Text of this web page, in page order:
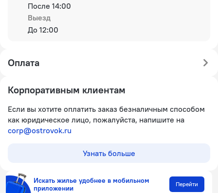
После 14:00
Выезд
До 12:00
Оплата
Корпоративным клиентам
Если вы хотите оплатить заказ безналичным способом
как юридическое лицо, пожалуйста, напишите на
corp@ostrovok.ru
Узнать больше
Искать жилье удобнее в мобильном
приложении
Перейти